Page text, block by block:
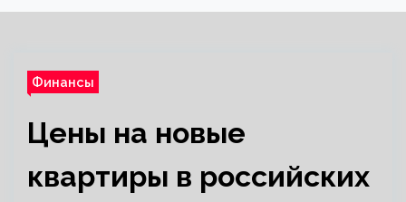
Финансы
Цены на новые
квартиры в российских